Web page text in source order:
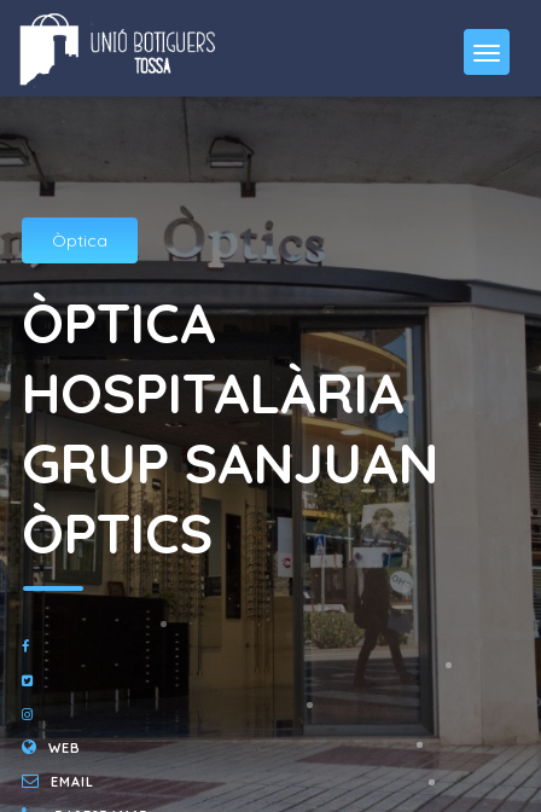
Òptica
ÒPTICA
HOSPITALÀRIA
GRUP SANJUAN
ÒPTICS
WEB
EMAIL